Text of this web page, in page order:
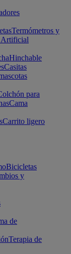
Termómetros y
Artificial
Hinchable
Casitas
para
Cama
Carrito ligero
Bicicletas
y
de
Terapia de